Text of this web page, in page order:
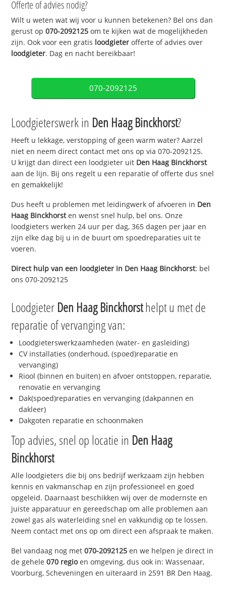
Offerte of advies nodig?
Wilt u weten wat wij voor u kunnen betekenen? Bel ons dan
gerust op070-2092125 om te kijken wat de mogelijkheden
zijn. Ook voor een gratis loodgieter offerte of advies over
loodgieter. Dag en nacht bereikbaar!
070-2092125
Loodgieterswerk in Den Haag Binckhorst?
Heeft u lekkage, verstopping of geen warm water? Aarzel
niet en neem direct contact met ons op via 070-2092125.
U krijgt dan direct een loodgieter uit Den Haag Binckhorst
aan de lijn. Bij ons regelt u een reparatie of offerte dus snel
en gemakkelijk!
Dus heeft u problemen met leidingwerk of afvoeren in Den
Haag Binckhorsten wenst snel hulp, bel ons. Onze
loodgieters werken 24 uur per dag, 365 dagen per jaar en
zijn elke dag bij u in de buurt om spoedreparaties uit te
voeren.
Direct hulp van een loodgieter in Den Haag Binckhorst: bel
ons 070-2092125
Loodgieter Den Haag Binckhorsthelpt u met de
reparatie of vervanging van:
Loodgieterswerkzaamheden (water- en gasleiding)
CV installaties (onderhoud, (spoed)reparatie en
vervanging)
Riool (binnen en buiten) en afvoer ontstoppen, reparatie,
renovatie en vervanging
Dak(spoed)reparaties en vervanging (dakpannen en
dakleer)
Dakgoten reparatie en schoonmaken
Top advies, snel op locatie in Den Haag
Binckhorst
Alle loodgieters die bij ons bedrijf werkzaam zijn hebben
kennis en vakmanschap en zijn professioneel en goed
opgeleid. Daarnaast beschikken wij over de modernste en
juiste apparatuur en gereedschap om alle problemen aan
zowel gas als waterleiding snel en vakkundig op te lossen.
Neem contact met ons op om direct een afspraak te maken.
Bel vandaag nog met070-2092125 en we helpen je direct in
de gehele070 regioen omgeving, dus ook in: Wassenaar,
Voorburg, Scheveningen en uiteraard in 2591 BR Den Haag.